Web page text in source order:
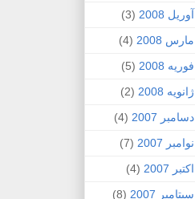
آوریل 2008
(3)
مارس 2008
(4)
فوریه 2008
(5)
ژانویه 2008
(2)
دسامبر 2007
(4)
نوامبر 2007
(7)
اکتبر 2007
(4)
سپتامبر 2007
(8)